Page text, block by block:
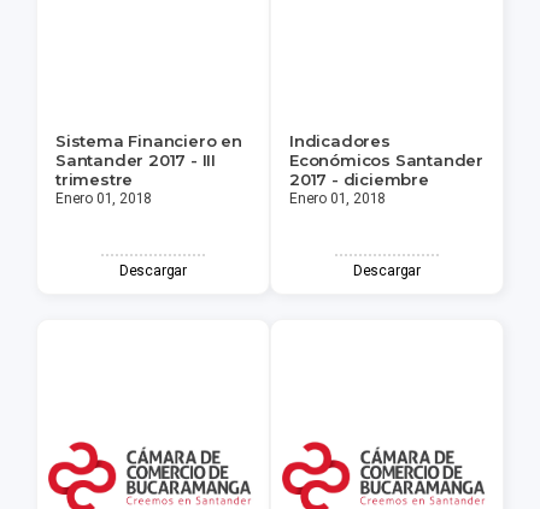
Sistema Financiero en
Santander 2017 - III
trimestre
Enero 01, 2018
Descargar
Indicadores
Económicos Santander
2017 - diciembre
Enero 01, 2018
Descargar